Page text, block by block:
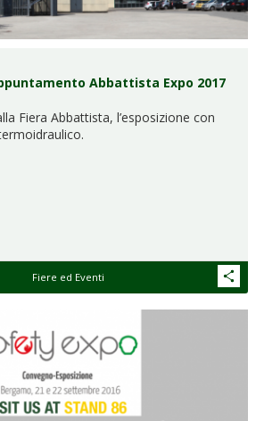
Abbattista Expo 2017
Fiera Abbattista, l’esposizione con
Fiere ed Eventi